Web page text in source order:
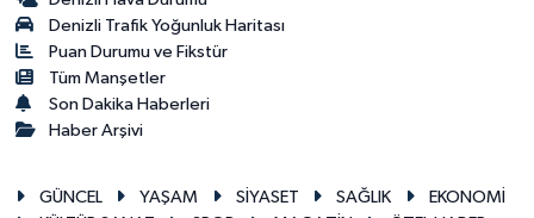
Denizli Trafik Yoğunluk Haritası
Puan Durumu ve Fikstür
Tüm Manşetler
Son Dakika Haberleri
Haber Arşivi
GÜNCEL YAŞAM SİYASET SAĞLIK
EKONOMİ